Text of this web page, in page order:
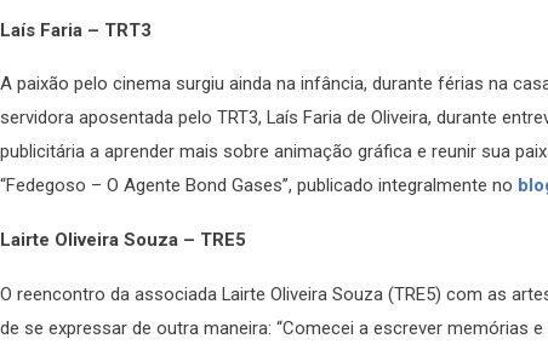
Laís Faria – TRT3
A paixão pelo cinema surgiu ainda na infância, durante férias na
servidora aposentada pelo TRT3, Laís Faria de Oliveira, durante
publicitária a aprender mais sobre animação gráfica e reunir sua
“Fedegoso – O Agente Bond Gases”, publicado integralmente no
Lairte Oliveira Souza – TRE5
O reencontro da associada Lairte Oliveira Souza (TRE5) com as
de se expressar de outra maneira: “Comecei a escrever memórias